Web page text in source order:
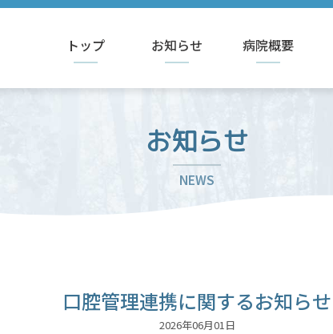
トップ お知らせ 病院概要
お知らせ
NEWS
口腔管理連携に関するお知らせ
2026年06月01日